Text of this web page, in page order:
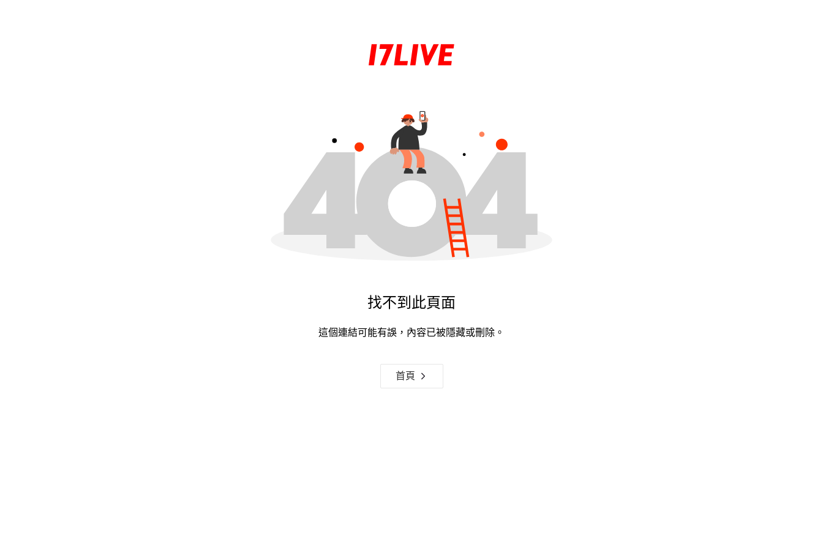
找不到此頁面
這個連結可能有誤，內容已被隱藏或刪除。
首頁